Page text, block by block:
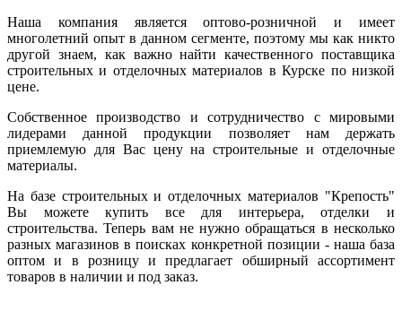
Наша компания является оптово-розничной и имеет
многолетний опыт в данном сегменте, поэтому мы как никто
другой знаем, как важно найти качественного поставщика
строительных и отделочных материалов в Курске по низкой
цене.
Собственное производство и сотрудничество с мировыми
лидерами данной продукции позволяет нам держать
приемлемую для Вас цену на строительные и отделочные
материалы.
На базе строительных и отделочных материалов "Крепость"
Вы можете купить все для интерьера, отделки и
строительства. Теперь вам не нужно обращаться в несколько
разных магазинов в поисках конкретной позиции - наша база
оптом и в розницу и предлагает обширный ассортимент
товаров в наличии и под заказ.